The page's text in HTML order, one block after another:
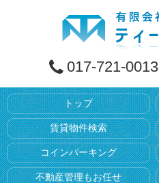
017-721-0013
トップ
賃貸物件検索
コインパーキング
不動産管理もお任せ